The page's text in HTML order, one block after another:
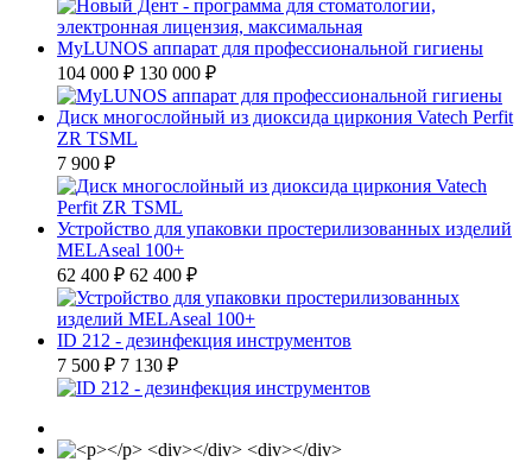
MyLUNOS аппарат для профессиональной гигиены
104 000 ₽ 130 000 ₽
Диск многослойный из диоксида циркония Vatech Perfit
ZR TSML
7 900 ₽
Устройство для упаковки простерилизованных изделий
MELAseal 100+
62 400 ₽ 62 400 ₽
ID 212 - дезинфекция инструментов
7 500 ₽ 7 130 ₽